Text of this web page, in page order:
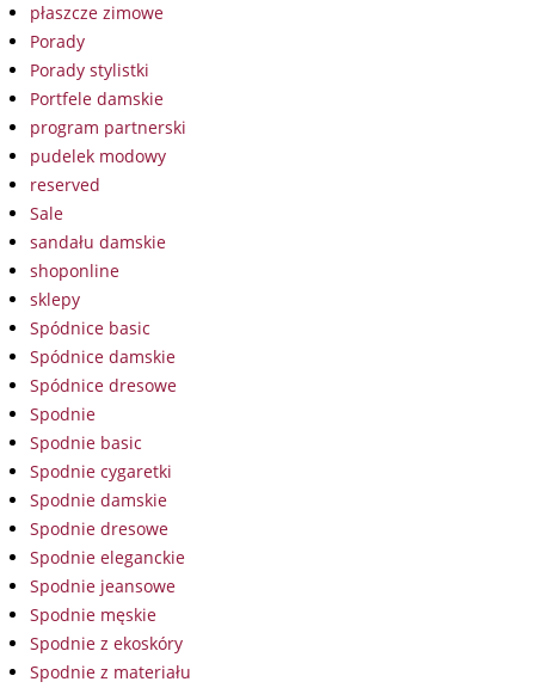
płaszcze zimowe
Porady
Porady stylistki
Portfele damskie
program partnerski
pudelek modowy
reserved
Sale
sandału damskie
shoponline
sklepy
Spódnice basic
Spódnice damskie
Spódnice dresowe
Spodnie
Spodnie basic
Spodnie cygaretki
Spodnie damskie
Spodnie dresowe
Spodnie eleganckie
Spodnie jeansowe
Spodnie męskie
Spodnie z ekoskóry
Spodnie z materiału